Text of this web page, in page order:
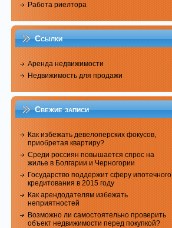
Работа риелтора
Ссылки
Аренда недвижимости
Недвижимость для продажи
Свежие записи
Как избежать девелоперских фокусов,
приобретая квартиру?
Среди россиян повышается спрос на
жилье в Болгарии и Черногории
Государство поддержит сферу ипотечного
кредитования в 2015 году
Как арендодателям избежать
неприятностей
Возможно ли самостоятельно проверить
объект недвижимости перед покупкой?